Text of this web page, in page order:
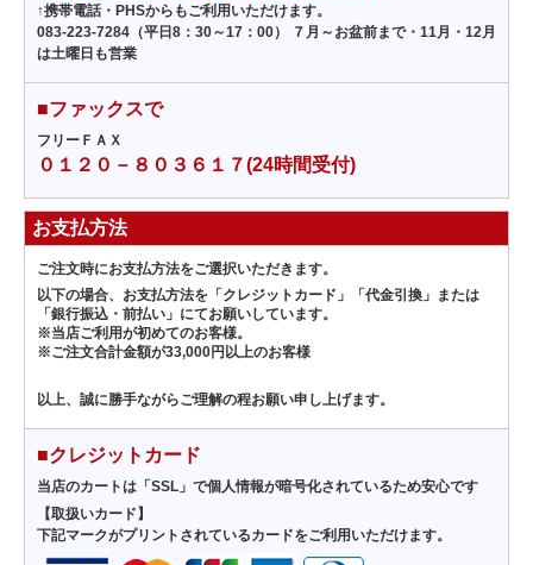
↑携帯電話・PHSからもご利用いただけます。
083-223-7284 （平日8：30～17：00） ７月～お盆前まで・11月・12月
は土曜日も営業
■ファックスで
フリーＦＡＸ
０１２０－８０３６１７(24時間受付)
お支払方法
ご注文時にお支払方法をご選択いただきます。
以下の場合、お支払方法を「クレジットカード」「代金引換」または
「銀行振込・前払い」にてお願いしています。
※当店ご利用が初めてのお客様。
※ご注文合計金額が33,000円以上のお客様
以上、誠に勝手ながらご理解の程お願い申し上げます。
■クレジットカード
当店のカートは「SSL」で個人情報が暗号化されているため安心です
【取扱いカード】
下記マークがプリントされているカードをご利用いただけます。